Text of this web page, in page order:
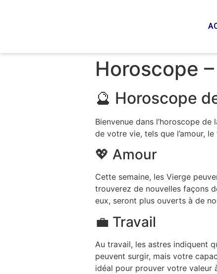
Horoscope
🔮 Horoscope
Bienvenue dans l’horoscope
de votre vie, tels que l’amour,
💖 Amour
Cette semaine, les Vierge
trouverez de nouvelles façons
eux, seront plus ouverts à de
💼 Travail
Au travail, les astres indiquent
peuvent surgir, mais votre
idéal pour prouver votre valeur